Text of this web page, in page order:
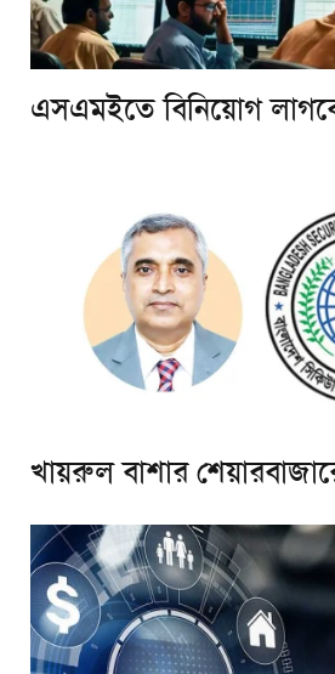
এসএমইতে বিনিয়োগ
খায়রুল বাশার